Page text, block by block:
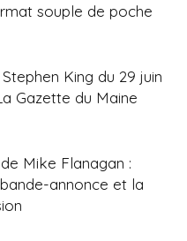
souple de poche
King du 29 juin
Gazette du Maine
de Mike Flanagan :
annonce et la